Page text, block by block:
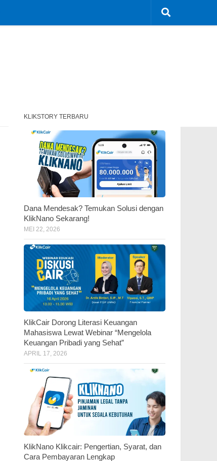
KLIKSTORY TERBARU
Dana Mendesak? Temukan Solusi dengan
KlikNano Sekarang!
MEI 22, 2026
KlikCair Dorong Literasi Keuangan
Mahasiswa Lewat Webinar “Mengelola
Keuangan Pribadi yang Sehat”
APRIL 17, 2026
KlikNano Klikcair: Pengertian, Syarat, dan
Cara Pembayaran Lengkap